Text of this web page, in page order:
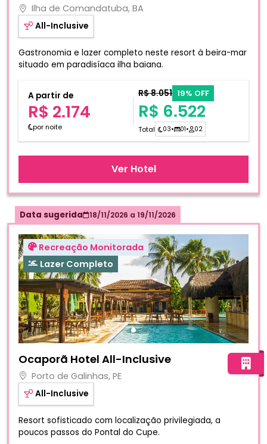
Ilha de Comandatuba, BA
All-Inclusive
Gastronomia e lazer completo neste resort à beira-mar
situado em paradisíaca ilha baiana.
A partir de
R$ 2.174
por noite
R$ 8.051 19% OFF
R$ 6.522
Total 03• 01• 02
Ver Hotel
Data sugerida 18/11/2026 a 19/11/2026
Recreação Monitorada
Lazer Completo
Ocaporã Hotel All-Inclusive
Porto de Galinhas, PE
All-Inclusive
Resort sofisticado com localização privilegiada, a
poucos passos do Pontal do Cupe.